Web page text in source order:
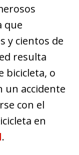
que
y cientos de
resulta
bicicleta, o
un accidente
con el
en
.